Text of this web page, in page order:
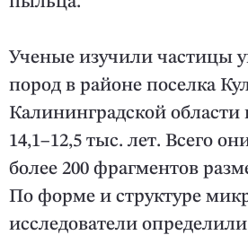
Ученые изучили частицы
пород в районе поселка
Калининградской области
14,1–12,5 тыс. лет. Всего
более 200 фрагментов
По форме и структуре
исследователи